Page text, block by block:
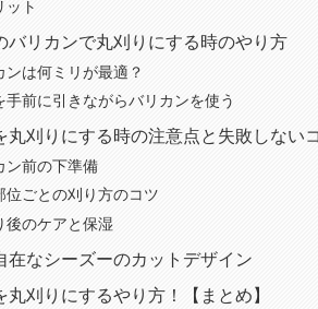
ット
バリカンで丸刈りにする時のやり方
ンは何ミリが最適？
手前に引きながらバリカンを使う
丸刈りにする時の注意点と失敗しない
ン前の下準備
位ごとの刈り方のコツ
後のケアと保湿
在なシーズーのカットデザイン
丸刈りにするやり方！【まとめ】